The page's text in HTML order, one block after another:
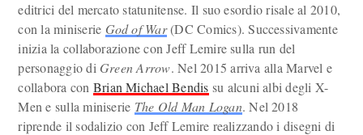
editrici del mercato statunitense. Il suo esordio risale al 2010,
con la miniserie God of War(DC Comics). Successivamente
inizia la collaborazione con Jeff Lemire sulla run del
personaggio di Green Arrow. Nel 2015 arriva alla Marvel e
collabora con Brian Michael Bendis su alcuni albi degli X-
Men e sulla miniserie The Old Man Logan. Nel 2018
riprende il sodalizio con Jeff Lemire realizzando i disegni di